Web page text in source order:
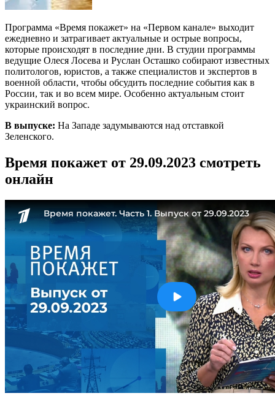
Программа «Время покажет» на «Первом канале» выходит
ежедневно и затрагивает актуальные и острые вопросы,
которые происходят в последние дни. В студии программы
ведущие Олеся Лосева и Руслан Осташко собирают известных
политологов, юристов, а также специалистов и экспертов в
военной области, чтобы обсудить последние события как в
России, так и во всем мире. Особенно актуальным стоит
украинский вопрос.
В выпуске: На Западе задумываются над отставкой
Зеленского.
Время покажет от 29.09.2023 смотреть
онлайн